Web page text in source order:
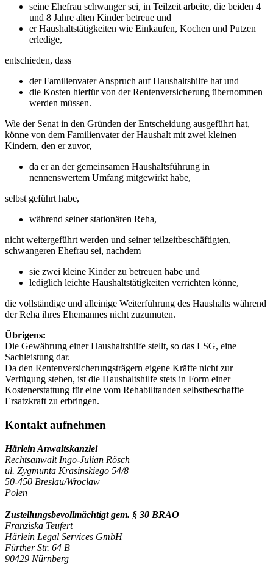
seine Ehefrau schwanger sei, in Teilzeit arbeite, die beiden 4
und 8 Jahre alten Kinder betreue und
er Haushaltstätigkeiten wie Einkaufen, Kochen und Putzen
erledige,
entschieden, dass
der Familienvater Anspruch auf Haushaltshilfe hat und
die Kosten hierfür von der Rentenversicherung übernommen
werden müssen.
Wie der Senat in den Gründen der Entscheidung ausgeführt hat,
könne von dem Familienvater der Haushalt mit zwei kleinen
Kindern, den er zuvor,
da er an der gemeinsamen Haushaltsführung in
nennenswertem Umfang mitgewirkt habe,
selbst geführt habe,
während seiner stationären Reha,
nicht weitergeführt werden und seiner teilzeitbeschäftigten,
schwangeren Ehefrau sei, nachdem
sie zwei kleine Kinder zu betreuen habe und
lediglich leichte Haushaltstätigkeiten verrichten könne,
die vollständige und alleinige Weiterführung des Haushalts während
der Reha ihres Ehemannes nicht zuzumuten.
Übrigens:
Die Gewährung einer Haushaltshilfe stellt, so das LSG, eine
Sachleistung dar.
Da den Rentenversicherungsträgern eigene Kräfte nicht zur
Verfügung stehen, ist die Haushaltshilfe stets in Form einer
Kostenerstattung für eine vom Rehabilitanden selbstbeschaffte
Ersatzkraft zu erbringen.
Kontakt aufnehmen
Härlein Anwaltskanzlei
Rechtsanwalt Ingo-Julian Rösch
ul. Zygmunta Krasinskiego 54/8
50-450 Breslau/Wroclaw
Polen
Zustellungsbevollmächtigt gem. § 30 BRAO
Franziska Teufert
Härlein Legal Services GmbH
Fürther Str. 64 B
90429 Nürnberg